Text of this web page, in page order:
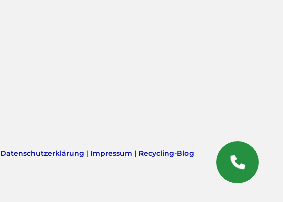
Datenschutzerklärung | Impressum | Recycling-Blog
RÜCKRUF
SERVICE